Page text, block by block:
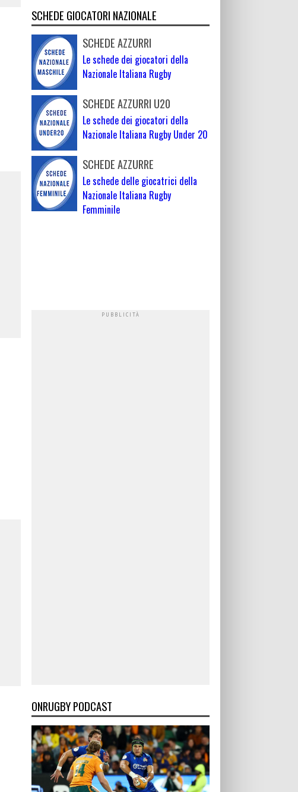
SCHEDE GIOCATORI NAZIONALE
SCHEDE AZZURRI
Le schede dei giocatori della
Nazionale Italiana Rugby
SCHEDE AZZURRI U20
Le schede dei giocatori della
Nazionale Italiana Rugby Under 20
SCHEDE AZZURRE
Le schede delle giocatrici della
Nazionale Italiana Rugby
Femminile
ONRUGBY PODCAST